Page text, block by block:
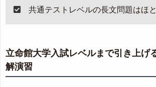
共通テストレベルの長文問題はほ
立命館大学入試レベルまで引き上げ
解演習